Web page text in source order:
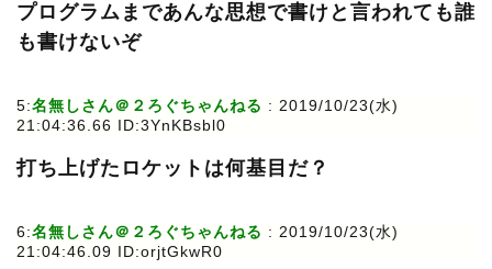
プログラムまであんな思想で書けと言われても誰
も書けないぞ
5:名無しさん＠２ろぐちゃんねる : 2019/10/23(水)
21:04:36.66 ID:3YnKBsbl0
打ち上げたロケットは何基目だ？
6:名無しさん＠２ろぐちゃんねる : 2019/10/23(水)
21:04:46.09 ID:orjtGkwR0